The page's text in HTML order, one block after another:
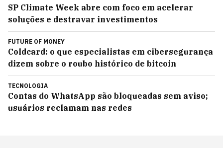
SP Climate Week abre com foco em acelerar
soluções e destravar investimentos
FUTURE OF MONEY
Coldcard: o que especialistas em cibersegurança
dizem sobre o roubo histórico de bitcoin
TECNOLOGIA
Contas do WhatsApp são bloqueadas sem aviso;
usuários reclamam nas redes